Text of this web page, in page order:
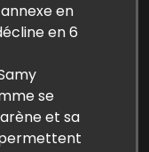
annexe en
en 6
se
et sa